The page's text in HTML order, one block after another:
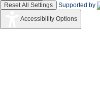
Reset All Settings
Supported by
Accessibility Options